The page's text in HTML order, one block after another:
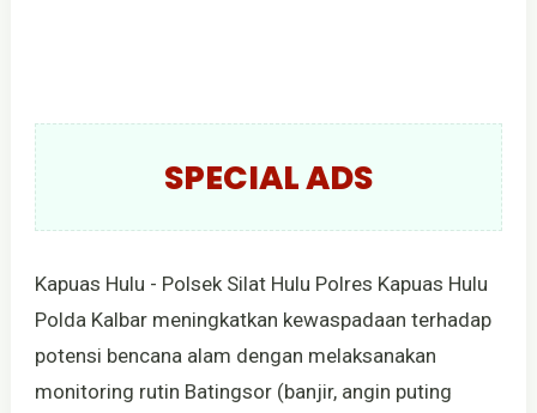
SPECIAL ADS
Kapuas Hulu - Polsek Silat Hulu Polres Kapuas Hulu
Polda Kalbar meningkatkan kewaspadaan terhadap
potensi bencana alam dengan melaksanakan
monitoring rutin Batingsor (banjir, angin puting